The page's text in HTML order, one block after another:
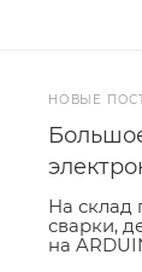
НОВЫЕ
На склад
сварки,
на